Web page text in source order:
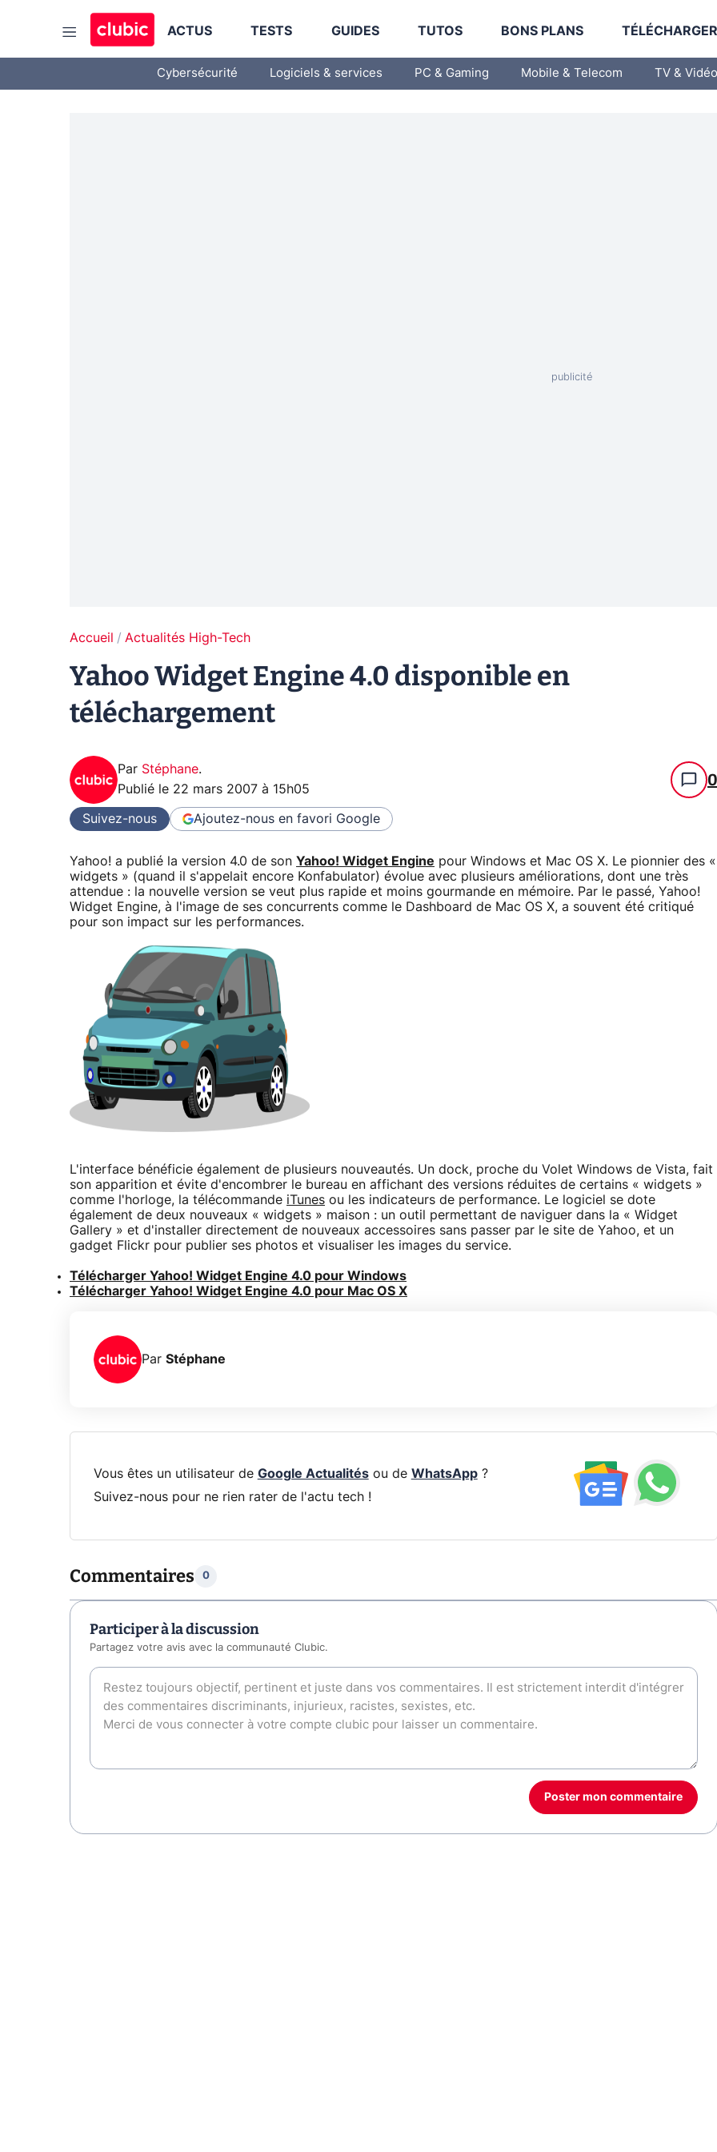
ACTUS TESTS GUIDES TUTOS BONS PLANS
Cybersécurité Logiciels & services PC & Gaming Mobile & Telecom TV & Vidéo
Accueil Actualités High-Tech
Yahoo Widget Engine 4.0 disponible en
téléchargement
Par Stéphane.
Publié le 22 mars 2007 à 15h05 0
Suivez-nous Ajoutez-nous en favori Google
Yahoo! a publié la version 4.0 de son Yahoo! Widget Engine pour Windows et Mac OS X. Le pionnier des «
widgets » (quand il s'appelait encore Konfabulator) évolue avec plusieurs améliorations, dont une très
attendue : la nouvelle version se veut plus rapide et moins gourmande en mémoire. Par le passé, Yahoo!
Widget Engine, à l'image de ses concurrents comme le Dashboard de Mac OS X, a souvent été critiqué
pour son impact sur les performances.
L'interface bénéficie également de plusieurs nouveautés. Un dock, proche du Volet Windows de Vista, fait
son apparition et évite d'encombrer le bureau en affichant des versions réduites de certains « widgets »
comme l'horloge, la télécommande iTunes ou les indicateurs de performance. Le logiciel se dote
également de deux nouveaux « widgets » maison : un outil permettant de naviguer dans la « Widget
Gallery » et d'installer directement de nouveaux accessoires sans passer par le site de Yahoo, et un
gadget Flickr pour publier ses photos et visualiser les images du service.
Télécharger Yahoo! Widget Engine 4.0 pour Windows
Télécharger Yahoo! Widget Engine 4.0 pour Mac OS X
Par Stéphane
Vous êtes un utilisateur de Google Actualitésou de WhatsApp?
Suivez-nous pour ne rien rater de l'actu tech !
Commentaires 0
Participer à la discussion
Partagez votre avis avec la communauté Clubic.
Poster mon commentaire